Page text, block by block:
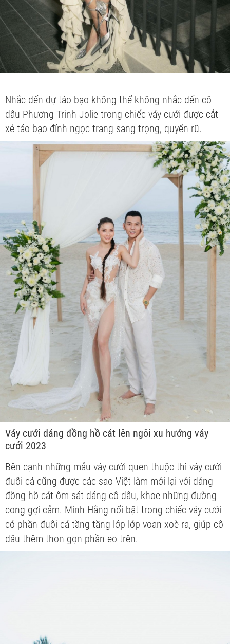
Nhắc đến dự táo bạo không thể không nhắc đến cô
dâu Phương Trinh Jolie trong chiếc váy cưới được cắt
xẻ táo bạo đính ngọc trang sang trọng, quyến rũ.
Váy cưới dáng đồng hồ cát lên ngôi xu hướng váy
cưới 2023
Bên cạnh những mẫu váy cưới quen thuộc thì váy cưới
đuôi cá cũng được các sao Việt làm mới lại với dáng
đồng hồ cát ôm sát dáng cô dâu, khoe những đường
cong gợi cảm. Minh Hằng nổi bật trong chiếc váy cưới
có phần đuôi cá tầng tầng lớp lớp voan xoè ra, giúp cô
dâu thêm thon gọn phần eo trên.